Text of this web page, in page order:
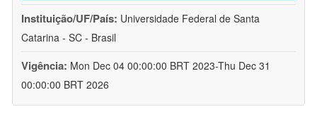
Instituição/UF/País: Universidade Federal de Santa
Catarina - SC - Brasil
Vigência: Mon Dec 04 00:00:00 BRT 2023-Thu Dec 31
00:00:00 BRT 2026